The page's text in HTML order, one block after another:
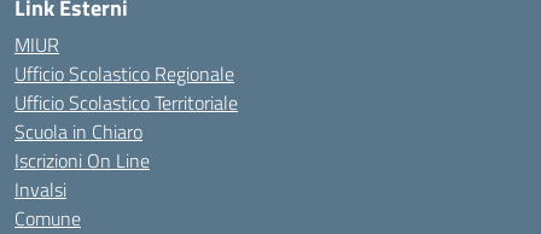
Link Esterni
MIUR
Ufficio Scolastico Regionale
Ufficio Scolastico Territoriale
Scuola in Chiaro
Iscrizioni On Line
Invalsi
Comune